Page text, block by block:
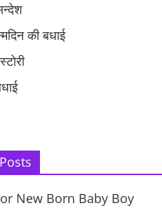
की बधाई
New Born Baby Boy